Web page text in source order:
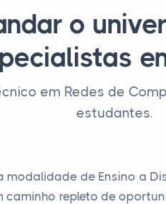
o
em Redes de
estudantes.
modalidade de Ensino a
repleto de